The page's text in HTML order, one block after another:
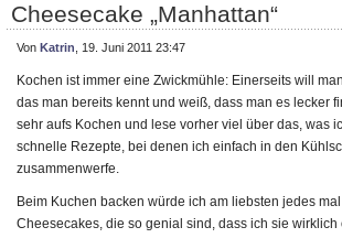
Cheesecake „Manhattan“
Von Katrin , 19. Juni 2011 23:47
Kochen ist immer eine Zwickmühle: Einerseits will
das man bereits kennt und weiß, dass man es lecker
sehr aufs Kochen und lese vorher viel über das, was
schnelle Rezepte, bei denen ich einfach in den
zusammenwerfe.
Beim Kuchen backen würde ich am liebsten jedes
Cheesecakes, die so genial sind, dass ich sie wirklich